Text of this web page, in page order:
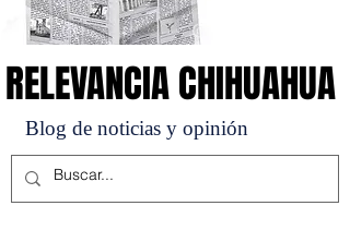
Blog de noticias y opinión
RELEVANCIA CHIHUAHUA
RELEVANCIA CHIHUAHUA